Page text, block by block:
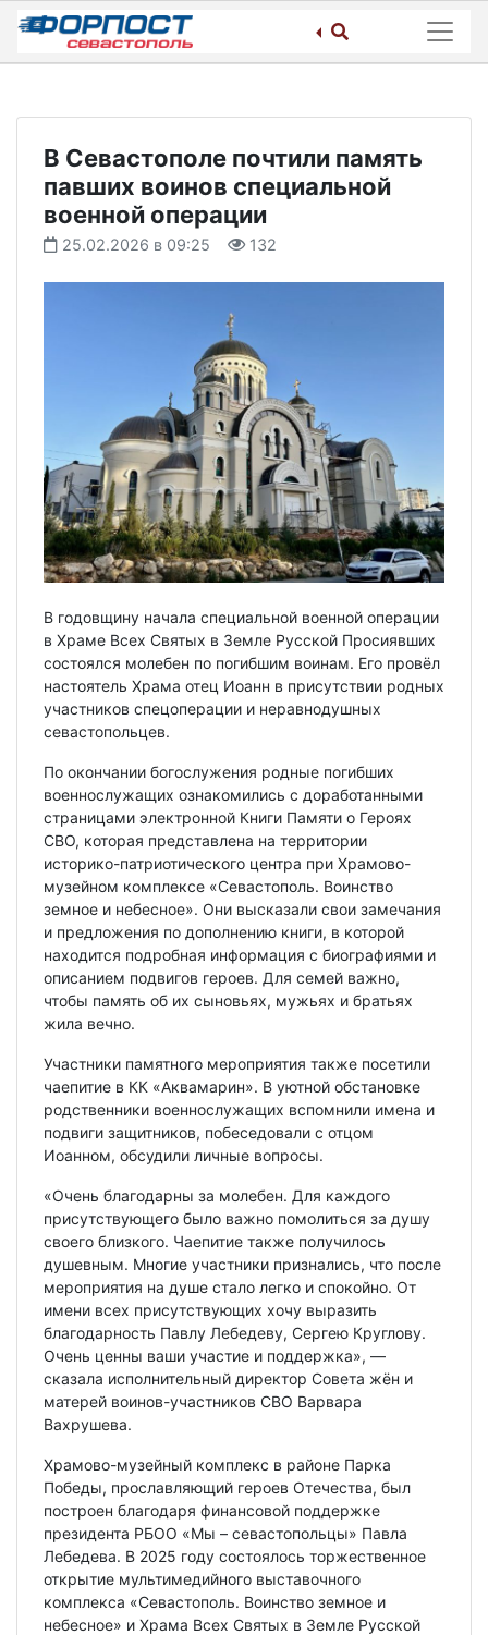
Skip
content
В Севастополе почтили память
павших воинов специальной
военной операции
25.02.2026 в 09:25 132
В годовщину начала специальной военной операции
в Храме Всех Святых в Земле Русской Просиявших
состоялся молебен по погибшим воинам. Его провёл
настоятель Храма отец Иоанн в присутствии родных
участников спецоперации и неравнодушных
севастопольцев.
По окончании богослужения родные погибших
военнослужащих ознакомились с доработанными
страницами электронной Книги Памяти о Героях
СВО, которая представлена на территории
историко-патриотического центра при Храмово-
музейном комплексе «Севастополь. Воинство
земное и небесное». Они высказали свои замечания
и предложения по дополнению книги, в которой
находится подробная информация с биографиями и
описанием подвигов героев. Для семей важно,
чтобы память об их сыновьях, мужьях и братьях
жила вечно.
Участники памятного мероприятия также посетили
чаепитие в КК «Аквамарин». В уютной обстановке
родственники военнослужащих вспомнили имена и
подвиги защитников, побеседовали с отцом
Иоанном, обсудили личные вопросы.
«Очень благодарны за молебен. Для каждого
присутствующего было важно помолиться за душу
своего близкого. Чаепитие также получилось
душевным. Многие участники признались, что после
мероприятия на душе стало легко и спокойно. От
имени всех присутствующих хочу выразить
благодарность Павлу Лебедеву, Сергею Круглову.
Очень ценны ваши участие и поддержка», —
сказала исполнительный директор Совета жён и
матерей воинов-участников СВО Варвара
Вахрушева.
Храмово-музейный комплекс в районе Парка
Победы, прославляющий героев Отечества, был
построен благодаря финансовой поддержке
президента РБОО «Мы – севастопольцы» Павла
Лебедева. В 2025 году состоялось торжественное
открытие мультимедийного выставочного
комплекса «Севастополь. Воинство земное и
небесное» и Храма Всех Святых в Земле Русской